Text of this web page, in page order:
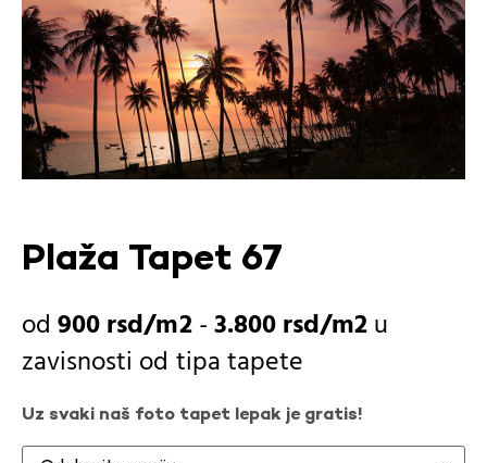
Plaža Tapet 67
900rsd -3.800rsd
u
zavisnosti od tipa tapete
Uz svaki naš foto tapet lepak je gratis!